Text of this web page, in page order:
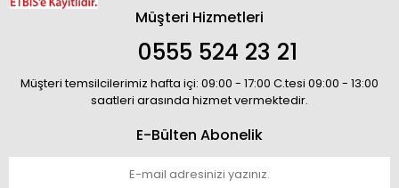
Müşteri Hizmetleri
0555 524 23 21
Müşteri temsilcilerimiz hafta içi: 09:00 - 17:00 C.tesi 09:00 - 13:00
saatleri arasında hizmet vermektedir.
E-Bülten Abonelik